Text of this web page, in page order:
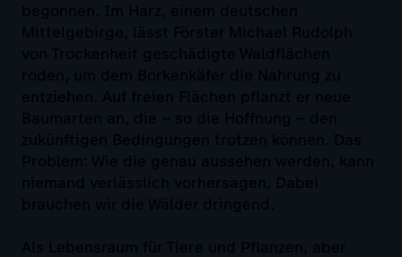
begonnen. Im Harz, einem deutschen
Mittelgebirge, lässt Förster Michael Rudolph
von Trockenheit geschädigte Waldflächen
roden, um dem Borkenkäfer die Nahrung zu
entziehen. Auf freien Flächen pflanzt er neue
Baumarten an, die – so die Hoffnung – den
zukünftigen Bedingungen trotzen können. Das
Problem: Wie die genau aussehen werden, kann
niemand verlässlich vorhersagen. Dabei
brauchen wir die Wälder dringend.
Als Lebensraum für Tiere und Pflanzen, aber